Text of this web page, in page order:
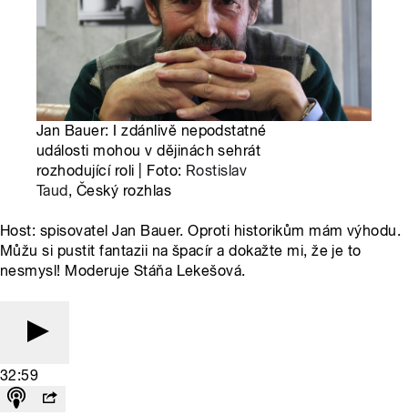
Jan Bauer: I zdánlivě nepodstatné
události mohou v dějinách sehrát
rozhodující roli | Foto: Rostislav
Taud , Český rozhlas
Host: spisovatel Jan Bauer. Oproti historikům mám výhodu.
Můžu si pustit fantazii na špacír a dokažte mi, že je to
nesmysl! Moderuje Stáňa Lekešová.
32:59